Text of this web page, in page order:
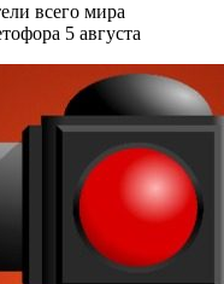
всего мира
5 августа